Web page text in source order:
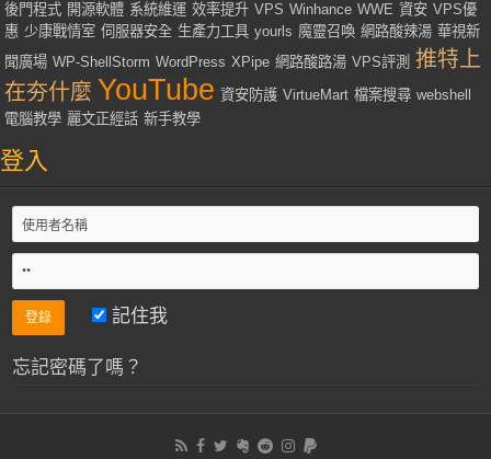
後門程式 開源軟體 系統維運 效率提升 VPS Winhance WWE 資安 VPS優
惠 少康戰情室 伺服器安全 生產力工具 yourls 魔靈召喚 網路酸辣湯 華視新
聞廣場 WP-ShellStorm WordPress XPipe 網路酸路湯 VPS評測 推特上
在夯什麼 YouTube 資安防護 VirtueMart 檔案搜尋 webshell
電腦教學 麗文正經話 新手教學
登入
記住我
忘記密碼了嗎？